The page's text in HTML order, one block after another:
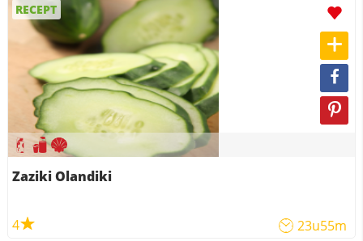
RECEPT
Zaziki Olandiki
4 23u55m